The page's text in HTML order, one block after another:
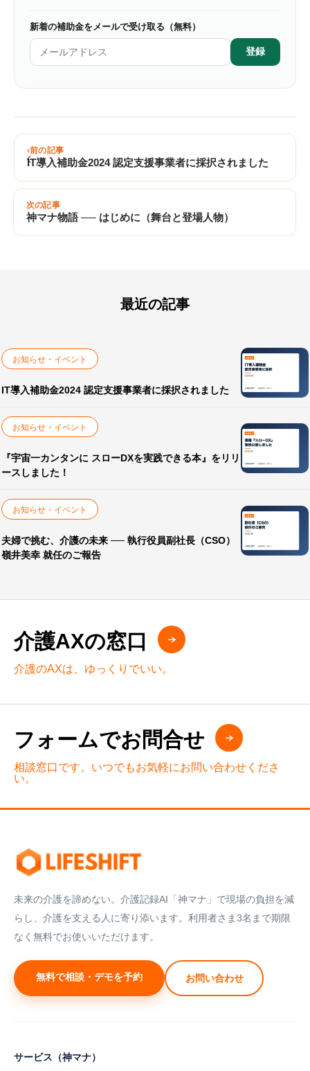
新着の補助金をメールで受け取る（無料）
登録
IT導入補助金2024 認定支援事業者に採択されました
前の記事
神マナ物語 ── はじめに（舞台と登場人物）
次の記事
最近の記事
お知らせ・イベント
IT導入補助金2024 認定支援事業者に採択されました
お知らせ・イベント
『宇宙一カンタンに スローDXを実践できる本』をリリ
ースしました！
お知らせ・イベント
夫婦で挑む、介護の未来 ── 執行役員副社長（CSO）
嶺井美幸 就任のご報告
介護AXの窓口
介護のAXは、ゆっくりでいい。
フォームでお問合せ
相談窓口です。いつでもお気軽にお問い合わせくださ
い。
未来の介護を諦めない。介護記録AI「神マナ」で現場の負担を減
らし、介護を支える人に寄り添います。利用者さま3名まで期限
なく無料でお使いいただけます。
無料で相談・デモを予約 お問い合わせ
サービス（神マナ）